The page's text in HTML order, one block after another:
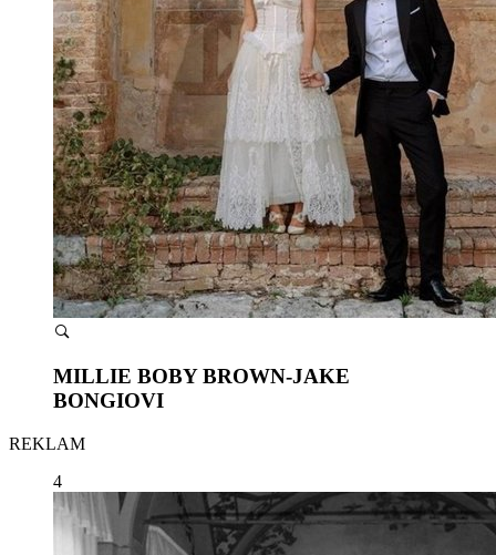
MILLIE BOBY BROWN-JAKE
BONGIOVI
REKLAM
4